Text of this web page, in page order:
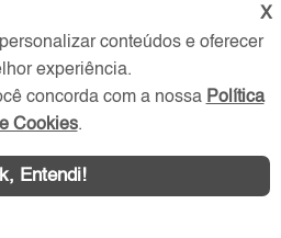
X
conteúdos e oferecer
experiência.
concorda com a nossa Política
Cookies.
Entendi!